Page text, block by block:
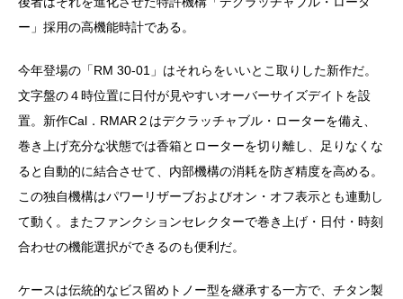
ー」採用の高機能時計である。
今年登場の「RM 30‐01」はそれらをいいとこ取りした新作だ。
文字盤の４時位置に日付が見やすいオーバーサイズデイトを設
置。新作Cal．RMAR２はデクラッチャブル・ローターを備え、
巻き上げ充分な状態では香箱とローターを切り離し、足りなくな
ると自動的に結合させて、内部機構の消耗を防ぎ精度を高める。
この独自機構はパワーリザーブおよびオン・オフ表示とも連動し
て動く。またファンクションセレクターで巻き上げ・日付・時刻
合わせの機能選択ができるのも便利だ。
ケースは伝統的なビス留めトノー型を継承する一方で、チタン製